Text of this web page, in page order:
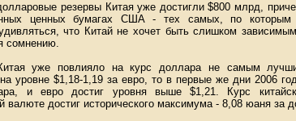
резервы Китая уже достигли $800 млрд,
ценных бумагах США - тех самых, по
что Китай не хочет быть слишком
сомнению.
уже повлияло на курс доллара не самым
уровне $1,18-1,19 за евро, то в первые же дни 2006
и евро достиг уровня выше $1,21. Курс
валюте достиг исторического максимума - 8,08 юаня за